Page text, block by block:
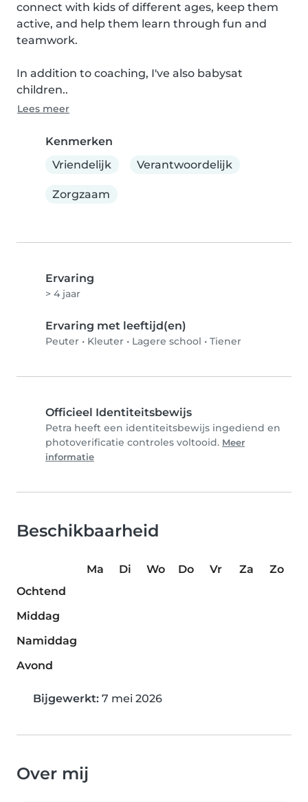
connect with kids of different ages, keep them
active, and help them learn through fun and
teamwork.
In addition to coaching, I've also babysat
children..
Lees meer
Kenmerken
Vriendelijk
Verantwoordelijk
Zorgzaam
Ervaring
> 4 jaar
Ervaring met leeftijd(en)
Peuter • Kleuter • Lagere school • Tiener
Officieel Identiteitsbewijs
Petra heeft een identiteitsbewijs ingediend en
photoverificatie controles voltooid. Meer
informatie
Beschikbaarheid
Ma Di Wo Do Vr Za
Zo
Ochtend
Middag
Namiddag
Avond
Bijgewerkt: 7 mei 2026
Over mij